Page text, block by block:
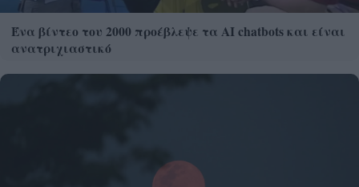
Ένα βίντεο του 2000 προέβλεψε τα AI chatbots και είναι
ανατριχιαστικό